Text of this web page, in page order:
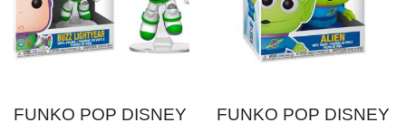
FUNKO POP DISNEY
FUNKO POP DISNEY